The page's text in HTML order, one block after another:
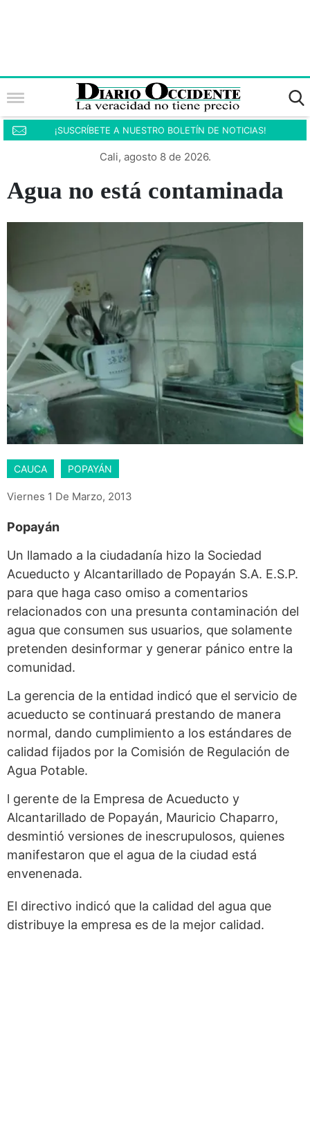
¡SUSCRÍBETE A NUESTRO BOLETÍN DE NOTICIAS!
Cali, agosto 8 de 2026.
Agua no está contaminada
CAUCA POPAYÁN
Viernes 1 De Marzo, 2013
Popayán
Un llamado a la ciudadanía hizo la Sociedad
Acueducto y Alcantarillado de Popayán S.A. E.S.P.
para que haga caso omiso a comentarios
relacionados con una presunta contaminación del
agua que consumen sus usuarios, que solamente
pretenden desinformar y generar pánico entre la
comunidad.
La gerencia de la entidad indicó que el servicio de
acueducto se continuará prestando de manera
normal, dando cumplimiento a los estándares de
calidad fijados por la Comisión de Regulación de
Agua Potable.
l gerente de la Empresa de Acueducto y
Alcantarillado de Popayán, Mauricio Chaparro,
desmintió versiones de inescrupulosos, quienes
manifestaron que el agua de la ciudad está
envenenada.
El directivo indicó que la calidad del agua que
distribuye la empresa es de la mejor calidad.